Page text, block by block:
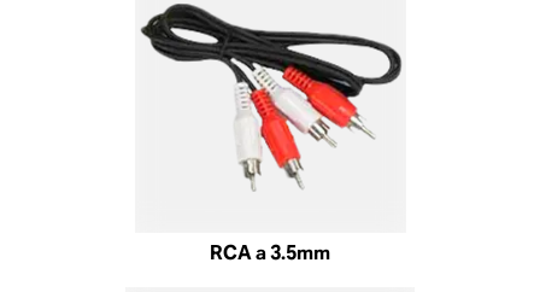
RCA a 3.5mm